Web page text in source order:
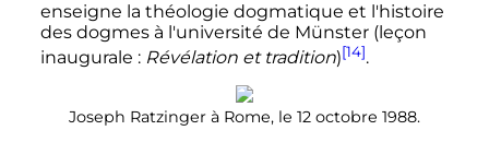
enseigne la théologie dogmatique et l'histoire
des dogmes à l'université de Münster (leçon
inaugurale : Révélation et tradition)[14].
Joseph Ratzinger à Rome, le 12 octobre 1988.